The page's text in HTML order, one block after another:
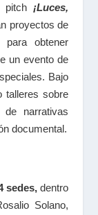
pitch ¡Luces,
proyectos de
obtener
un evento de
Bajo
talleres sobre
narrativas
documental.
sedes, dentro
Solano,